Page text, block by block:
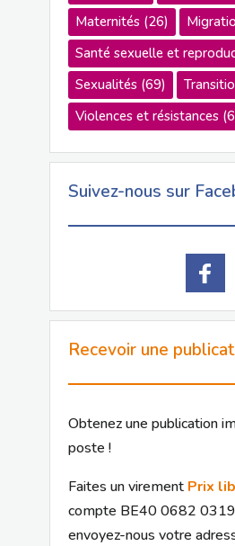
Maternités(26)
Santé sexuelle et
Sexualités(69)
Violences et résistances
Suivez-nous sur
Recevoir une
Obtenez une publication
poste !
Faites un virement Prix
compte BE40 0682
envoyez-nous votre